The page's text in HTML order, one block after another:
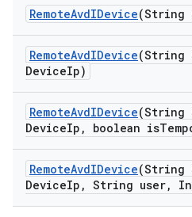
RemoteAvdIDevice(String
RemoteAvdIDevice(String
DeviceIp)
RemoteAvdIDevice(String
DeviceIp , boolean is
RemoteAvdIDevice(String
DeviceIp , String user,